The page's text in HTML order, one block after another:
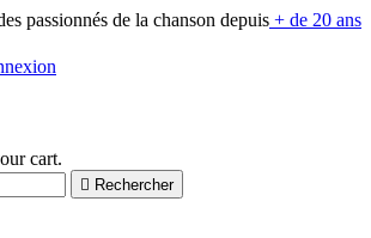
passionnés de la chanson depuis + de 20 ans
cart.
 Rechercher